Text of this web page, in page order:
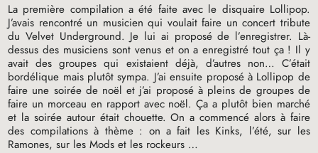
La première compilation a été faite avec le disquaire Lollipop.
J’avais rencontré un musicien qui voulait faire un concert tribute
du Velvet Underground. Je lui ai proposé de l’enregistrer. Là-
dessus des musiciens sont venus et on a enregistré tout ça ! Il y
avait des groupes qui existaient déjà, d’autres non… C’était
bordélique mais plutôt sympa. J’ai ensuite proposé à Lollipop de
faire une soirée de noël et j’ai proposé à pleins de groupes de
faire un morceau en rapport avec noël. Ça a plutôt bien marché
et la soirée autour était chouette. On a commencé alors à faire
des compilations à thème : on a fait les Kinks, l’été, sur les
Ramones, sur les Mods et les rockeurs …